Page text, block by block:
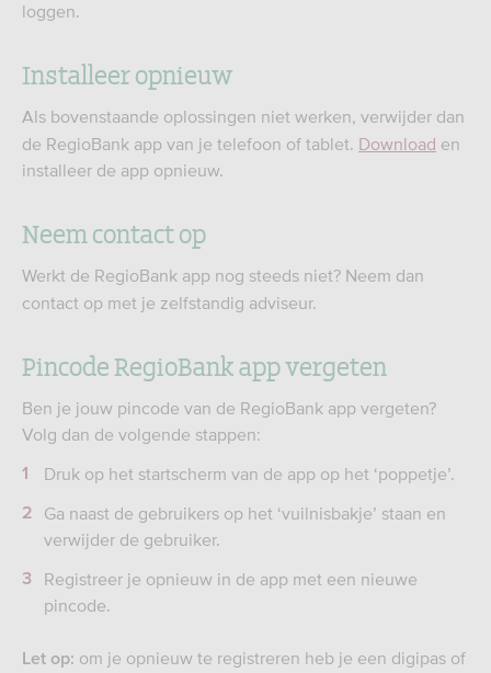
loggen.
Installeer opnieuw
Als bovenstaande oplossingen niet werken, verwijder dan
de RegioBank app van je telefoon of tablet. Download en
installeer de app opnieuw.
Neem contact op
Werkt de RegioBank app nog steeds niet? Neem dan
contact op met je zelfstandig adviseur.
Pincode RegioBank app vergeten
Ben je jouw pincode van de RegioBank app vergeten?
Volg dan de volgende stappen:
Druk op het startscherm van de app op het ‘poppetje’.
Ga naast de gebruikers op het ‘vuilnisbakje’ staan en
verwijder de gebruiker.
Registreer je opnieuw in de app met een nieuwe
pincode.
Let op: om je opnieuw te registreren heb je een digipas of